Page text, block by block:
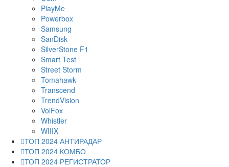
PlayMe
Powerbox
Samsung
SanDisk
SilverStone F1
Smart Test
Street Storm
Tomahawk
Transcend
TrendVision
VolFox
Whistler
WIIIX
ТОП 2024 АНТИРАДАР
ТОП 2024 КОМБО
ТОП 2024 РЕГИСТРАТОР